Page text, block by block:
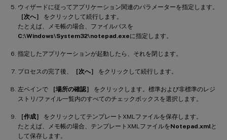
ウィザードに従ってアプリケーション関連のパラメーターを指定します。
［次へ］
をクリックして続行します。
たとえば、メモ帳の場合、ファイルパスを
C:\Windows\System32\notepad.exeに指定します。
指定したアプリケーションが起動したら、それを閉じます。
プロセスの完了後、 ［次へ］ をクリックして続行します。
左ペインで ［場所の確認］
をクリックします。標準および非標準のレジ
ストリ/ファイル一覧内のすべてのチェックボックスを選択します。
［作成］
をクリックしてテンプレートXMLファイルを保存します。
たとえば、メモ帳の場合、テンプレートXMLファイルをNotepad.xml と
して保存します。